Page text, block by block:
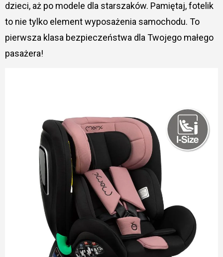
dzieci, aż po modele dla starszaków. Pamiętaj, fotelik
to nie tylko element wyposażenia samochodu. To
pierwsza klasa bezpieczeństwa dla Twojego małego
pasażera!